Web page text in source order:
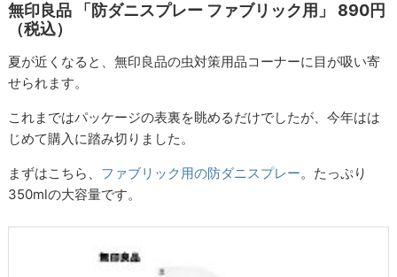
無印良品 「防ダニスプレー ファブリック用」 890円
（税込）
夏が近くなると、無印良品の虫対策用品コーナーに目が吸い寄
せられます。
これまではパッケージの表裏を眺めるだけでしたが、今年はは
じめて購入に踏み切りました。
まずはこちら、 ファブリック用の防ダニスプレー。たっぷり
350mlの大容量です。